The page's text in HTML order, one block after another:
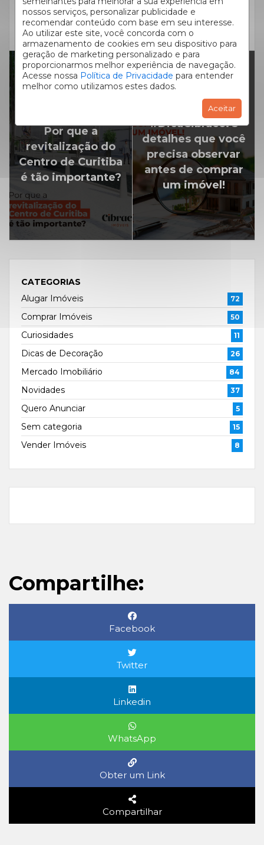
nossos serviços, personalizar publicidade e
recomendar conteúdo com base em seu interesse.
Ao utilizar este site, você concorda com o
armazenamento de cookies em seu dispositivo para
geração de marketing personalizado e para
proporcionarmos melhor experiência de navegação.
Acesse nossa Política de Privacidade para entender
melhor como utilizamos estes dados.
Aceitar
CLIQUE AQUIe confira as vantagens de contar com a ajuda
daCibracona hora de comprar seu novo imóvel.
Por que a
revitalização do
Centro de Curitiba
é tão importante?
PRÓXIMO ARTIGO
#DicaCibraco: 5
detalhes que você
precisa observar
antes de comprar
um imóvel!
CATEGORIAS
Alugar Imóveis
72
Comprar Imóveis 50
Curiosidades 11
Dicas de Decoração 26
Mercado Imobiliário 84
Novidades 37
Quero Anunciar 5
Sem categoria 15
Vender Imóveis 8
Compartilhe:
Facebook
Twitter
Linkedin
WhatsApp
Obter um Link
Compartilhar